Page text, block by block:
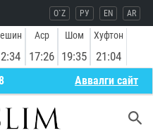
O`Z РУ EN AR
Аср
17:26
Шом
19:35
Хуфтон
21:04
Aввалги сайт